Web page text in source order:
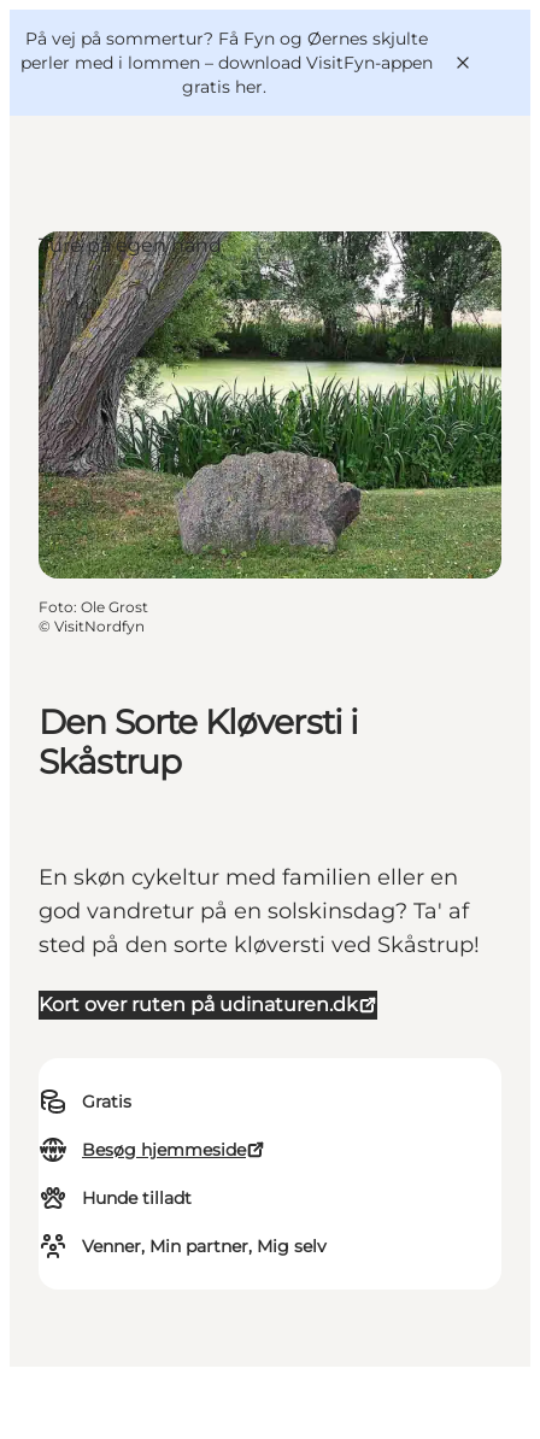
På vej på sommertur? Få Fyn og Øernes skjulte
perler med i lommen – download VisitFyn-appen
gratis her.
Oplevelser
Outdoor
Mad og drikke
Overnatning
Book lokale oplevelser
VisitFyn
Deutsch
Den Sorte Kløversti i
Skåstrup
En skøn cykeltur med familien eller en
god vandretur på en solskinsdag? Ta' af
sted på den sorte kløversti ved Skåstrup!
Kort over ruten på udinaturen.dk
Gratis
Besøg hjemmeside
Hunde tilladt
Venner, Min partner, Mig selv
Ture på egen hånd
Foto: Ole Grost
© VisitNordfyn